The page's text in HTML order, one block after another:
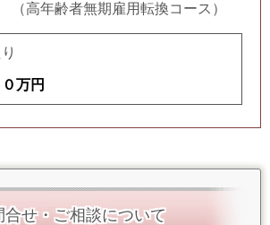
無期雇用転換コース）
万円
合せ・ご相談について